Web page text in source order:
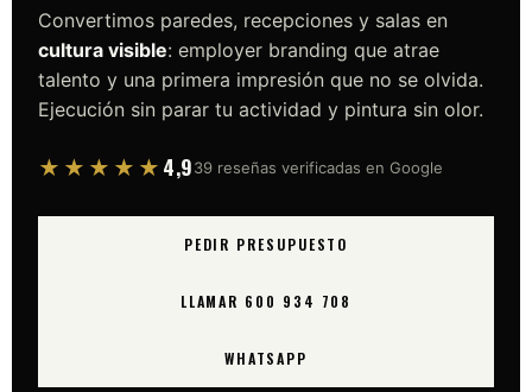
Convertimos paredes, recepciones y salas en
cultura visible: employer branding que atrae
talento y una primera impresión que no se olvida.
Ejecución sin parar tu actividad y pintura sin olor.
★★★★★ 4,939 reseñas verificadas en Google
PEDIR PRESUPUESTO
LLAMAR 600 934 708
WHATSAPP